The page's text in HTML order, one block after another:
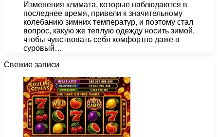
Изменения климата, которые наблюдаются в
последнее время, привели к значительному
колебанию зимних температур, и поэтому стал
вопрос, какую же теплую одежду носить зимой,
чтобы чувствовать себя комфортно даже в
суровый…
Свежие записи